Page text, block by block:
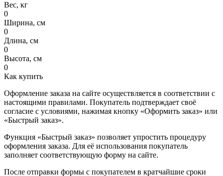
Вес, кг
0
Ширина, см
0
Длина, см
0
Высота, см
0
Как купить
Оформление заказа на сайте осуществляется в соответствии с
настоящими правилами. Покупатель подтверждает своё
согласие с условиями, нажимая кнопку «Оформить заказ» или
«Быстрый заказ».
Функция «Быстрый заказ» позволяет упростить процедуру
оформления заказа. Для её использования покупатель
заполняет соответствующую форму на сайте.
После отправки формы с покупателем в кратчайшие сроки